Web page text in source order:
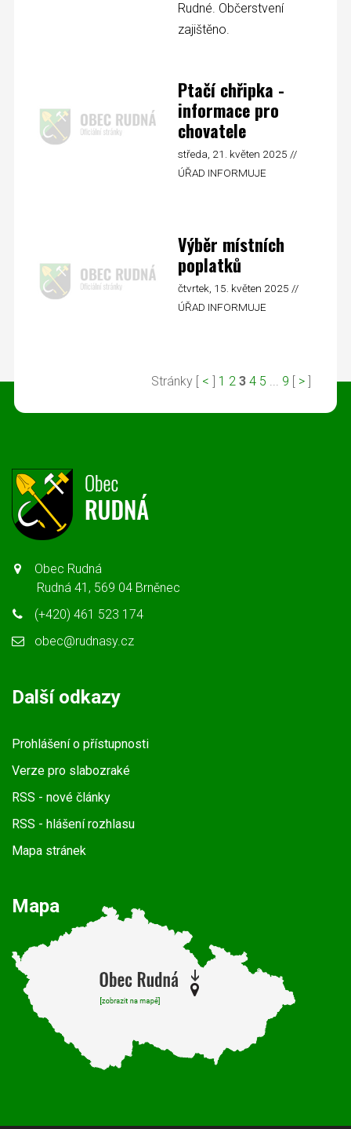
Rudné. Občerstvení
zajištěno.
Ptačí chřipka -
informace pro
chovatele
středa, 21. květen 2025 //
ÚŘAD INFORMUJE
Výběr místních
poplatků
čtvrtek, 15. květen 2025 //
ÚŘAD INFORMUJE
Stránky [ < 1 2 3 4 5 ... 9 >
Obec Rudná
Rudná 41, 569 04 Brněnec
(+420) 461 523 174
obec@rudnasy.cz
Další odkazy
Prohlášení o přístupnosti
Verze pro slabozraké
RSS - nové články
RSS - hlášení rozhlasu
Mapa stránek
Mapa